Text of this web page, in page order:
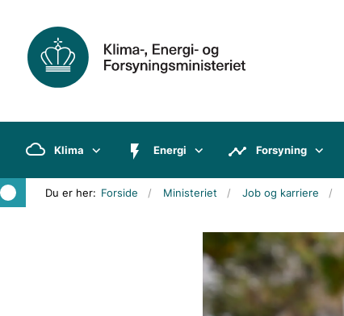
Klima Energi Forsyning
Du er her: Forside Ministeriet Job og karriere